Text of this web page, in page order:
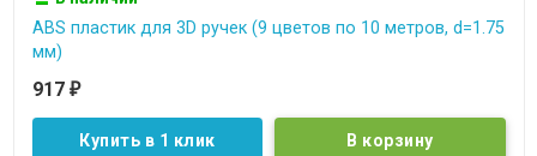
ABS пластик для 3D ручек (9 цветов по 10 метров, d=1.75
мм)
917 ₽
Купить в 1 клик